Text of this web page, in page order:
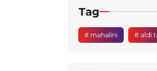
Tag
# mahalini # aldi